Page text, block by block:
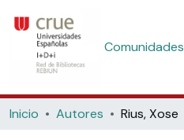
Comunidades
Inicio Autores Rius, Xose